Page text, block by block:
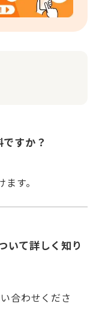
すか？
す。
いて詳しく知り
合わせくださ